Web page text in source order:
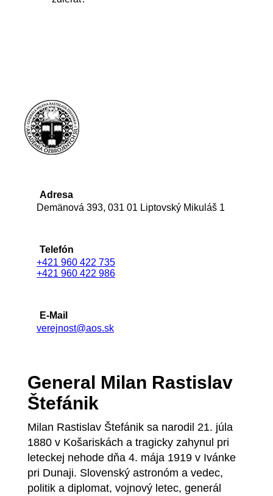
Adresa
Demänová 393, 031 01 Liptovský Mikuláš 1
Telefón
+421 960 422 735
+421 960 422 986
E-Mail
verejnost@aos.sk
General Milan Rastislav
Štefánik
Milan Rastislav Štefánik sa narodil 21. júla
1880 v Košariskách a tragicky zahynul pri
leteckej nehode dňa 4. mája 1919 v Ivánke
pri Dunaji. Slovenský astronóm a vedec,
politik a diplomat, vojnový letec, generál